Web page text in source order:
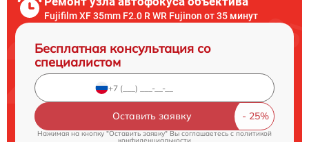
Fujifilm XF 35mm F2.0 R WR Fujinon от 35 минут
Бесплатная консультация со
специалистом
Оставить заявку
Нажимая на кнопку "Оставить заявку" Вы соглашаетесь c политикой